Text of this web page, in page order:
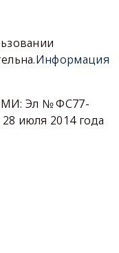
Информация
Эл № ФС77-
июля 2014 года